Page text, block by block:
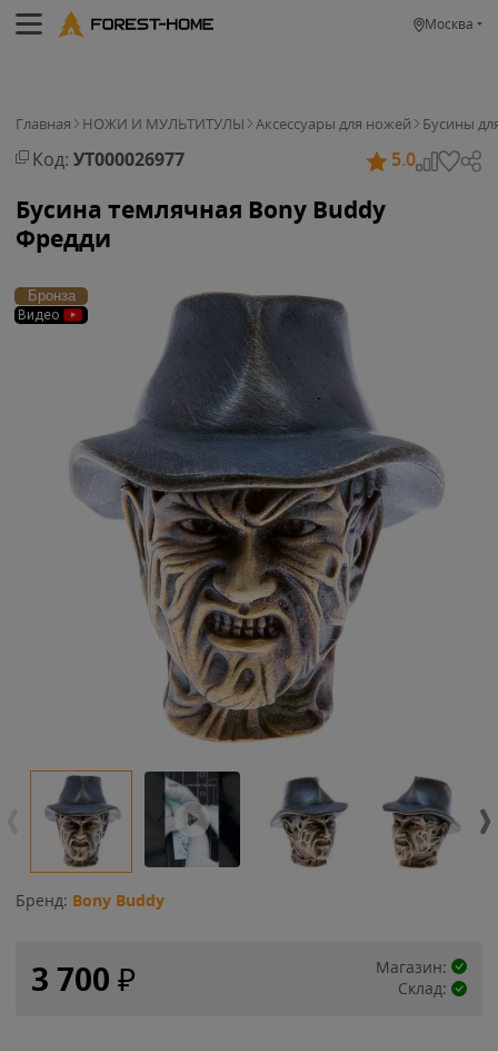
Москва
Главная НОЖИ И МУЛЬТИТУЛЫ Аксессуары для ножей Бусины
Код: УТ000026977 5.0
Бусина темлячная Bony Buddy
Фредди
Бронза
Видео
Бренд: Bony Buddy
3 700 ₽
Магазин:
Склад: